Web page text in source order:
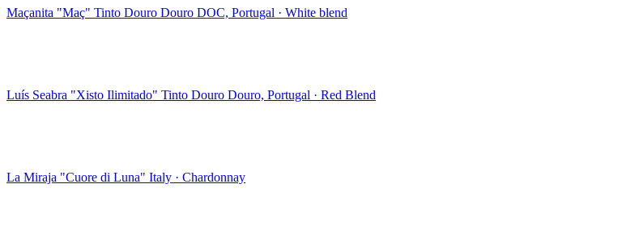
Maçanita "Maç" Tinto Douro Douro DOC, Portugal · White blend
Luís Seabra "Xisto Ilimitado" Tinto Douro Douro, Portugal · Red Blend
La Miraja "Cuore di Luna" Italy · Chardonnay